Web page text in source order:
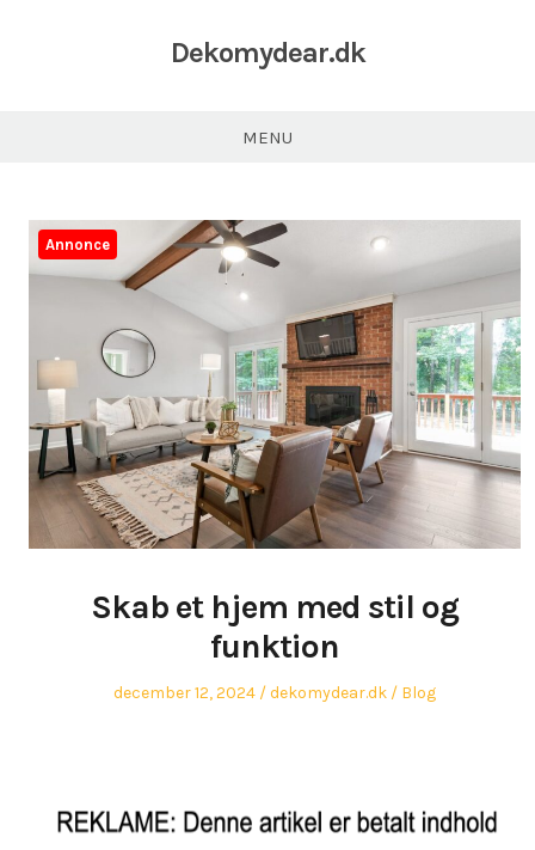
Dekomydear.dk
MENU
Annonce
Skab et hjem med stil og
funktion
Posted
december 12, 2024 Author
dekomydear.dk
Posted
Blog